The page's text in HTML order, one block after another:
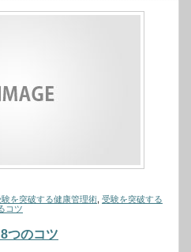
験を突破する健康管理術 受験を突破する
コツ
つのコツ